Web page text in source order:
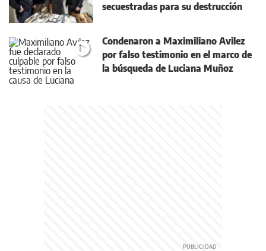
secuestradas para su destrucción
Condenaron a Maximiliano Avilez
por falso testimonio en el marco de
la búsqueda de Luciana Muñoz